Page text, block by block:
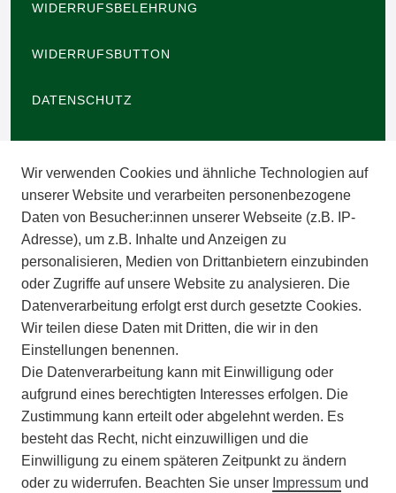
WIDERRUFSBELEHRUNG
WIDERRUFSBUTTON
DATENSCHUTZ
IMPRESSUM
INFORMATIONEN
ZAHLUNGSARTEN
VERSAND
BATTERIEENTSORGUNG
VERANSTALTUNGEN
APOTHEKERSCHRANK
Wir verwenden Cookies und ähnliche Technologien auf
unserer Website und verarbeiten personenbezogene
Daten von Besucher:innen unserer Webseite (z.B. IP-
Adresse), um z.B. Inhalte und Anzeigen zu
personalisieren, Medien von Drittanbietern einzubinden
oder Zugriffe auf unsere Website zu analysieren. Die
Datenverarbeitung erfolgt erst durch gesetzte Cookies.
Wir teilen diese Daten mit Dritten, die wir in den
Einstellungen benennen.
Die Datenverarbeitung kann mit Einwilligung oder
aufgrund eines berechtigten Interesses erfolgen. Die
Zustimmung kann erteilt oder abgelehnt werden. Es
besteht das Recht, nicht einzuwilligen und die
Einwilligung zu einem späteren Zeitpunkt zu ändern
oder zu widerrufen. Beachten Sie unser Impressum und